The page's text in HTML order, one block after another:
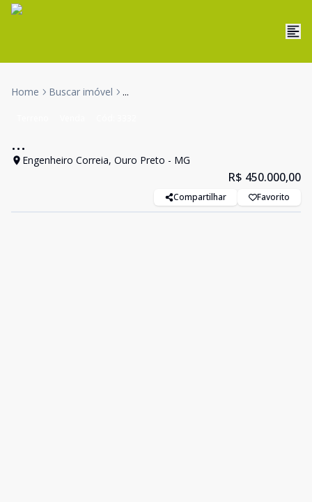
Home Buscar imóvel ...
...
Engenheiro Correia, Ouro Preto - MG
R$ 450.000,00
Compartilhar Favorito